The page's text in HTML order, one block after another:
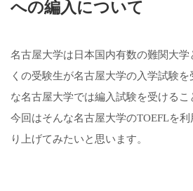
への編入について
名古屋大学は日本国内有数の難関大
くの受験生が名古屋大学の入学試験
な名古屋大学では編入試験を受けるこ
今回はそんな名古屋大学のTOEFLを
り上げてみたいと思います。